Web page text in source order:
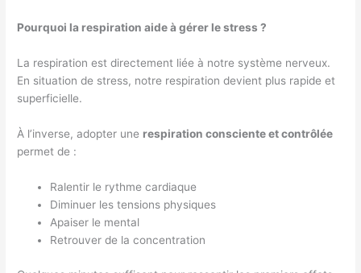
Pourquoi la respiration aide à gérer le stress ?
La respiration est directement liée à notre système nerveux.
En situation de stress, notre respiration devient plus rapide et
superficielle.
À l’inverse, adopter une respiration consciente et contrôlée
permet de :
Ralentir le rythme cardiaque
Diminuer les tensions physiques
Apaiser le mental
Retrouver de la concentration